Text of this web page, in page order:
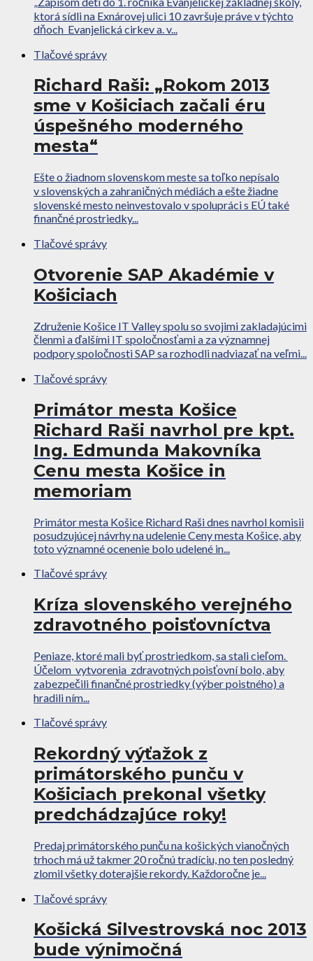
ktorá sídli na Exnárovej ulici 10 završuje práve v týchto
dňoch Evanjelická cirkev a. v...
Tlačové správy
Richard Raši: „Rokom 2013
sme v Košiciach začali éru
úspešného moderného
mesta“
Ešte o žiadnom slovenskom meste sa toľko nepísalo
v slovenských a zahraničných médiách a ešte žiadne
slovenské mesto neinvestovalo v spolupráci s EÚ také
finančné prostriedky...
Tlačové správy
Otvorenie SAP Akadémie v
Košiciach
Združenie Košice IT Valley spolu so svojimi zakladajúcimi
členmi a ďalšími IT spoločnosťami a za významnej
podpory spoločnosti SAP sa rozhodli nadviazať na veľmi...
Tlačové správy
Primátor mesta Košice
Richard Raši navrhol pre kpt.
Ing. Edmunda Makovníka
Cenu mesta Košice in
memoriam
Primátor mesta Košice Richard Raši dnes navrhol komisii
posudzujúcej návrhy na udelenie Ceny mesta Košice, aby
toto významné ocenenie bolo udelené in...
Tlačové správy
Kríza slovenského verejného
zdravotného poisťovníctva
Peniaze, ktoré mali byť prostriedkom, sa stali cieľom.
Účelom vytvorenia zdravotných poisťovní bolo, aby
zabezpečili finančné prostriedky (výber poistného) a
hradili ním...
Tlačové správy
Rekordný výťažok z
primátorského punču v
Košiciach prekonal všetky
predchádzajúce roky!
Predaj primátorského punču na košických vianočných
trhoch má už takmer 20 ročnú tradíciu, no ten posledný
zlomil všetky doterajšie rekordy. Každoročne je...
Tlačové správy
Košická Silvestrovská noc 2013
bude výnimočná